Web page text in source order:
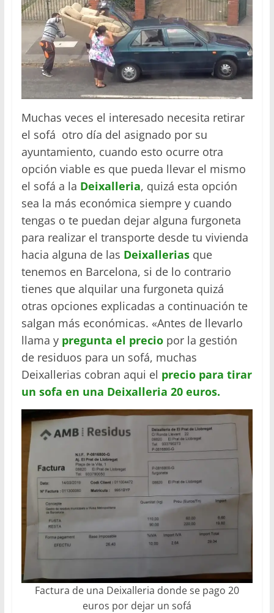
Muchas veces el interesado necesita retirar
el sofá otro día del asignado por su
ayuntamiento, cuando esto ocurre otra
opción viable es que pueda llevar el mismo
el sofá a la Deixalleria, quizá esta opción
sea la más económica siempre y cuando
tengas o te puedan dejar alguna furgoneta
para realizar el transporte desde tu vivienda
hacia alguna de las Deixalleriasque
tenemos en Barcelona, si de lo contrario
tienes que alquilar una furgoneta quizá
otras opciones explicadas a continuación te
salgan más económicas. «Antes de llevarlo
llama y pregunta el preciopor la gestión
de residuos para un sofá, muchas
Deixallerias cobran aqui el precio para tirar
un sofa en una Deixalleria 20 euros.
Factura de una Deixalleria donde se pago 20
euros por dejar un sofá